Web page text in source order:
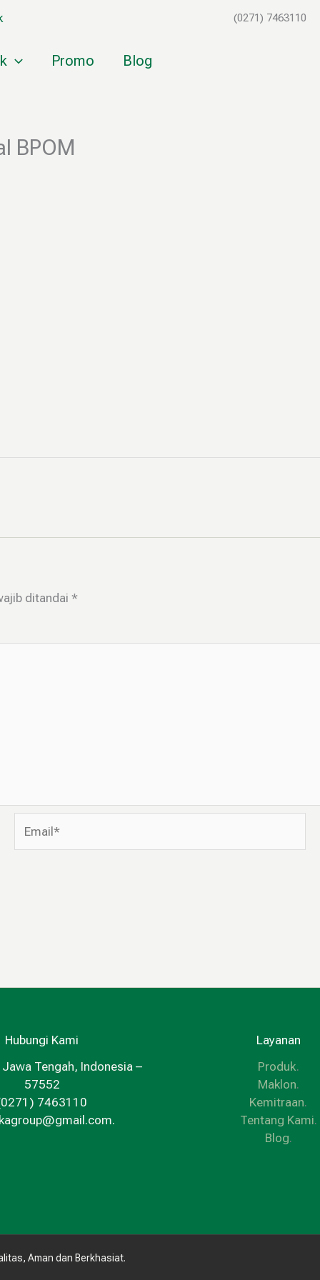
(0271) 7463110
Promo Blog
BPOM
ditandai *
Hubungi Kami
Tengah, Indonesia –
57552
7463110
Layanan
Produk.
Maklon.
Kemitraan.
Tentang Kami.
Blog.
Aman dan Berkhasiat.